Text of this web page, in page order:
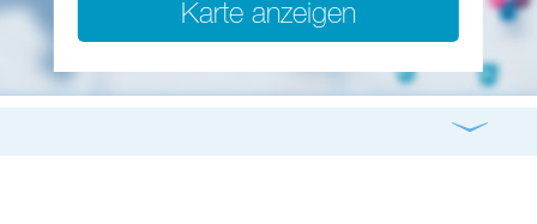
Karte anzeigen